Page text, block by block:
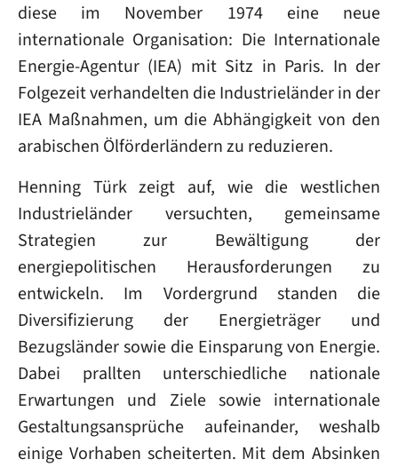
diese im November 1974 eine neue
internationale Organisation: Die Internationale
Energie-Agentur (IEA) mit Sitz in Paris. In der
Folgezeit verhandelten die Industrieländer in der
IEA Maßnahmen, um die Abhängigkeit von den
arabischen Ölförderländern zu reduzieren.
Henning Türk zeigt auf, wie die westlichen
Industrieländer versuchten, gemeinsame
Strategien zur Bewältigung der
energiepolitischen Herausforderungen zu
entwickeln. Im Vordergrund standen die
Diversifizierung der Energieträger und
Bezugsländer sowie die Einsparung von Energie.
Dabei prallten unterschiedliche nationale
Erwartungen und Ziele sowie internationale
Gestaltungsansprüche aufeinander, weshalb
einige Vorhaben scheiterten. Mit dem Absinken